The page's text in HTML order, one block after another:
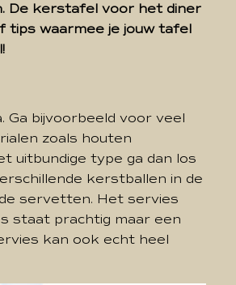
De kerstafel voor het diner
tips waarmee je jouw tafel
Ga bijvoorbeeld voor veel
zoals houten
uitbundige type ga dan los
kerstballen in de
servetten. Het servies
staat prachtig maar een
kan ook echt heel